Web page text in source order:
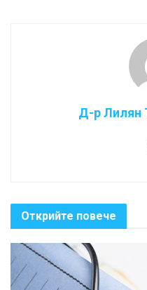
Д-р Лилян
Открийте повече